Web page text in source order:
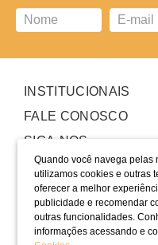
Quando você navega pelas
utilizamos cookies e outras
oferecer a melhor
publicidade e recomendar
outras funcionalidades.
informações acessando e
INSTITUCIONAIS
FALE CONOSCO
SIGA-NOS